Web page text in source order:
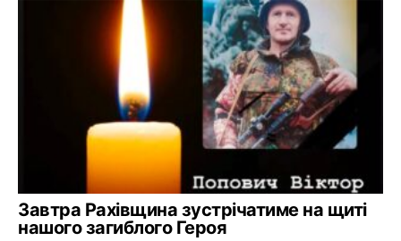
Завтра Рахівщина зустрічатиме на щиті
нашого загиблого Героя